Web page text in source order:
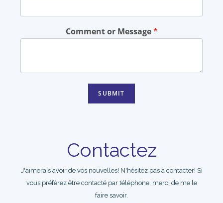
Comment or Message*
SUBMIT
Contactez
J'aimerais avoir de vos nouvelles! N'hésitez pas à contacter! Si
vous préférez être contacté par téléphone, merci de me le
faire savoir.